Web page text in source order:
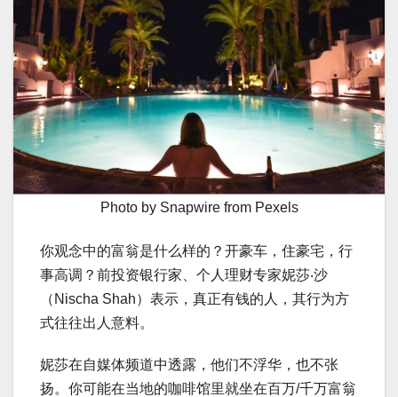
Photo by Snapwire from Pexels
你观念中的富翁是什么样的？开豪车，住豪宅，行
事高调？前投资银行家、个人理财专家妮莎‧沙
（Nischa Shah）表示，真正有钱的人，其行为方
式往往出人意料。
妮莎在自媒体频道中透露，他们不浮华，也不张
扬。你可能在当地的咖啡馆里就坐在百万/千万富翁